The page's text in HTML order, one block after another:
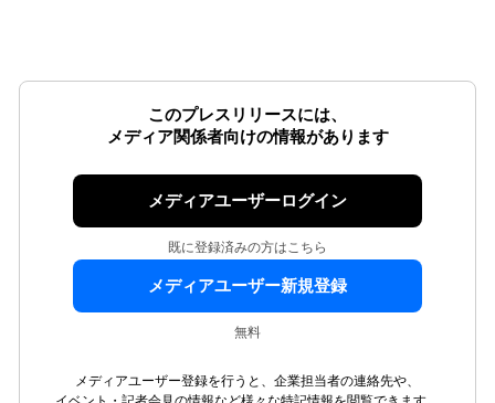
このプレスリリースには、
メディア関係者向けの情報があります
メディアユーザーログイン
既に登録済みの方はこちら
メディアユーザー新規登録
無料
メディアユーザー登録を行うと、企業担当者の連絡先や、